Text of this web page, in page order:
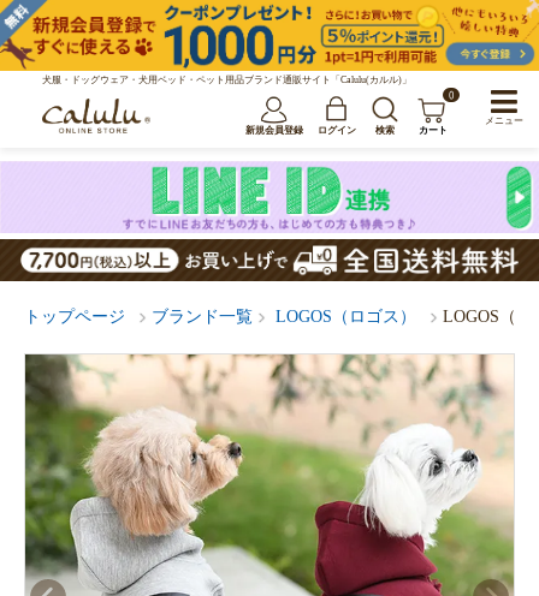
犬服・ドッグウェア・犬用ベッド・ペット用品ブランド通販サイト「Calulu(カルル)」
新規会員登録 ログイン 検索
0
カート
トップページ ブランド一覧 LOGOS（ロゴス） LOGOS（
メニュー